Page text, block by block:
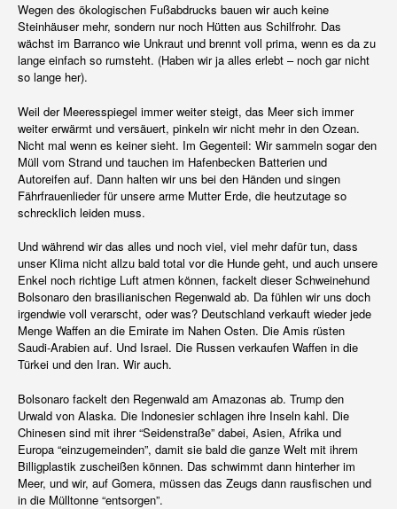
Wegen des ökologischen Fußabdrucks bauen wir auch keine
Steinhäuser mehr, sondern nur noch Hütten aus Schilfrohr. Das
wächst im Barranco wie Unkraut und brennt voll prima, wenn es da zu
lange einfach so rumsteht. (Haben wir ja alles erlebt – noch gar nicht
so lange her).
Weil der Meeresspiegel immer weiter steigt, das Meer sich immer
weiter erwärmt und versäuert, pinkeln wir nicht mehr in den Ozean.
Nicht mal wenn es keiner sieht. Im Gegenteil: Wir sammeln sogar den
Müll vom Strand und tauchen im Hafenbecken Batterien und
Autoreifen auf. Dann halten wir uns bei den Händen und singen
Fährfrauenlieder für unsere arme Mutter Erde, die heutzutage so
schrecklich leiden muss.
Und während wir das alles und noch viel, viel mehr dafür tun, dass
unser Klima nicht allzu bald total vor die Hunde geht, und auch unsere
Enkel noch richtige Luft atmen können, fackelt dieser Schweinehund
Bolsonaro den brasilianischen Regenwald ab. Da fühlen wir uns doch
irgendwie voll verarscht, oder was? Deutschland verkauft wieder jede
Menge Waffen an die Emirate im Nahen Osten. Die Amis rüsten
Saudi-Arabien auf. Und Israel. Die Russen verkaufen Waffen in die
Türkei und den Iran. Wir auch.
Bolsonaro fackelt den Regenwald am Amazonas ab. Trump den
Urwald von Alaska. Die Indonesier schlagen ihre Inseln kahl. Die
Chinesen sind mit ihrer “Seidenstraße” dabei, Asien, Afrika und
Europa “einzugemeinden”, damit sie bald die ganze Welt mit ihrem
Billigplastik zuscheißen können. Das schwimmt dann hinterher im
Meer, und wir, auf Gomera, müssen das Zeugs dann rausfischen und
in die Mülltonne “entsorgen”.